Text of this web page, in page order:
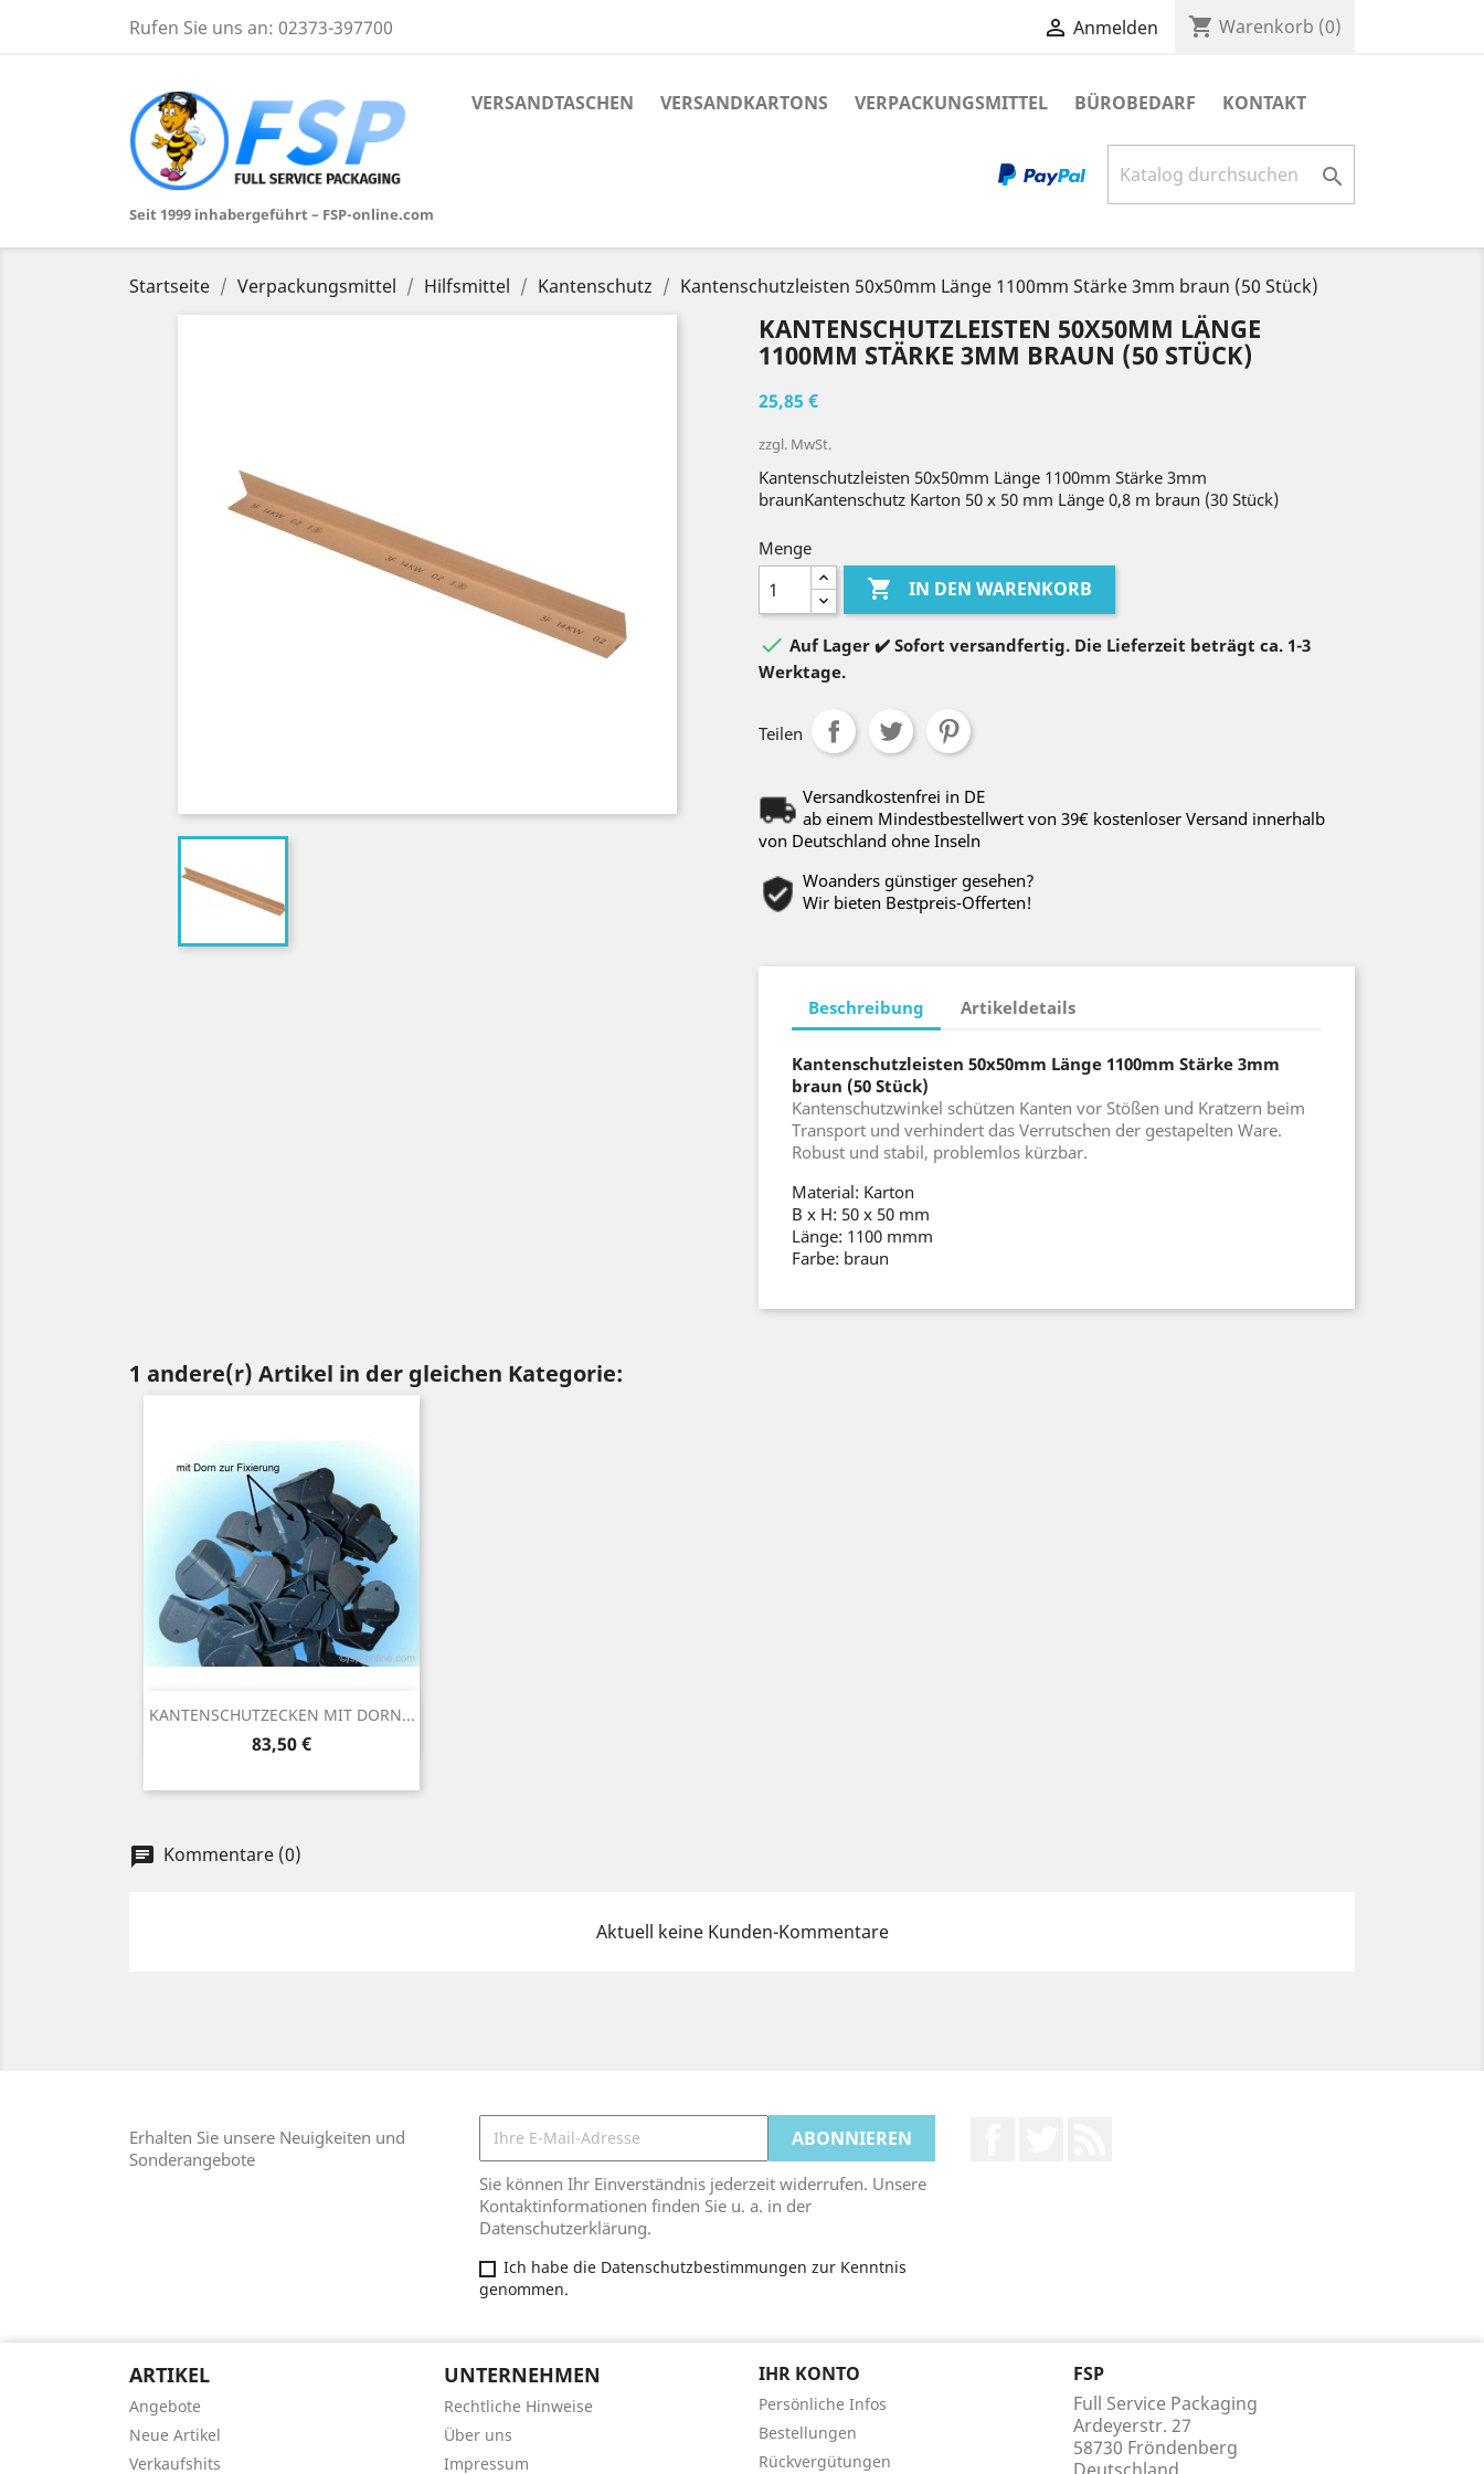
Rufen Sie uns an: 02373-397700  Anmelden shopping_cart Warenkorb (0)
Seit 1999 inhabergeführt – FSP-online.com
VERSANDTASCHEN VERSANDKARTONS VERPACKUNGSMITTEL BÜROBEDARF KONTAKT

Startseite Verpackungsmittel Hilfsmittel Kantenschutz Kantenschutzleisten 50x50mm Länge 1100mm Stärke 3mm braun (50 Stück)
KANTENSCHUTZLEISTEN 50X50MM LÄNGE
1100MM STÄRKE 3MM BRAUN (50 STÜCK)
25,85 €
zzgl. MwSt.
Kantenschutzleisten 50x50mm Länge 1100mm Stärke 3mm
braunKantenschutz Karton 50 x 50 mm Länge 0,8 m braun (30 Stück)
Menge
 IN DEN WARENKORB
 Auf Lager ✔️ Sofort versandfertig. Die Lieferzeit beträgt ca. 1-3
Werktage.
Teilen
Versandkostenfrei in DE
ab einem Mindestbestellwert von 39€ kostenloser Versand innerhalb
von Deutschland ohne Inseln
Woanders günstiger gesehen?
Wir bieten Bestpreis-Offerten!
Beschreibung Artikeldetails
Kantenschutzleisten 50x50mm Länge 1100mm Stärke 3mm
braun (50 Stück)
Kantenschutzwinkel schützen Kanten vor Stößen und Kratzern beim
Transport und verhindert das Verrutschen der gestapelten Ware.
Robust und stabil, problemlos kürzbar.
Material: Karton
B x H: 50 x 50 mm
Länge: 1100 mmm
Farbe: braun
1 andere(r) Artikel in der gleichen Kategorie:
KANTENSCHUTZECKEN MIT DORN...
Preis
83,50 €
Vorschau
chat Kommentare (0)
Aktuell keine Kunden-Kommentare
Erhalten Sie unsere Neuigkeiten und
Sonderangebote
Sie können Ihr Einverständnis jederzeit widerrufen. Unsere
Kontaktinformationen finden Sie u. a. in der
Datenschutzerklärung.
Ich habe die Datenschutzbestimmungen zur Kenntnis
genommen.
ARTIKEL
Angebote
Neue Artikel
Verkaufshits
UNTERNEHMEN
Rechtliche Hinweise
Über uns
Impressum
IHR KONTO
Persönliche Infos
Bestellungen
Rückvergütungen
FSP
Full Service Packaging
Ardeyerstr. 27
58730 Fröndenberg